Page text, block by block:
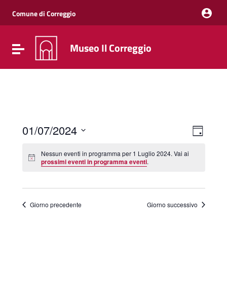
Vai al menu di navigazione
Vai al footer
Comune di Correggio
Attiva / disattiva la navigazione
Museo Il Correggio
Viste
Viste
Giorno
01/07/2024
data.
Nessun eventi in programma per 1 Luglio 2024. Vai ai
prossimi eventi in programma eventi.
Giorno precedente Giorno successivo